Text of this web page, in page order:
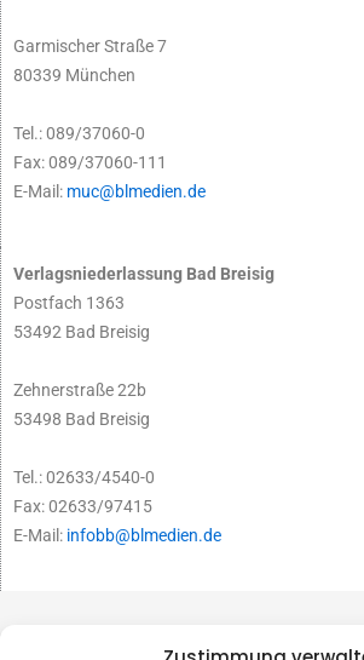
Garmischer Straße 7
80339 München
Tel.: 089/37060-0
Fax: 089/37060-111
E-Mail: muc@blmedien.de
Verlagsniederlassung Bad Breisig
Postfach 1363
53492 Bad Breisig
Zehnerstraße 22b
53498 Bad Breisig
Tel.: 02633/4540-0
Fax: 02633/97415
E-Mail: infobb@blmedien.de